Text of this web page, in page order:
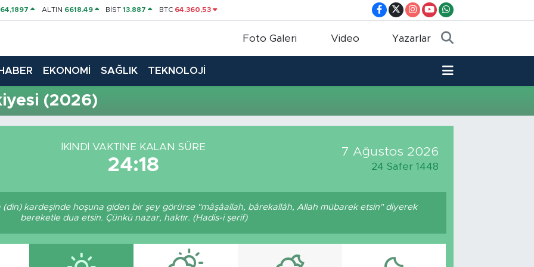
64,1897 ALTIN 6618.49 BİST13.887 BTC 64.360,53
Foto Galeri Video Yazarlar
HABER EKONOMİ SAĞLIK TEKNOLOJİ
(2026)
İKINDI VAKTINE KALAN SÜRE
24:17
7 Ağustos 2026
24 Safer 1448
(din) kardeşinde hoşuna giden bir şey görürse "mâşâallah, bârekallâh, Allah mübarek etsin" diyerek
bereketle dua etsin. Çünkü nazar, haktır. (Hadis-i şerif)